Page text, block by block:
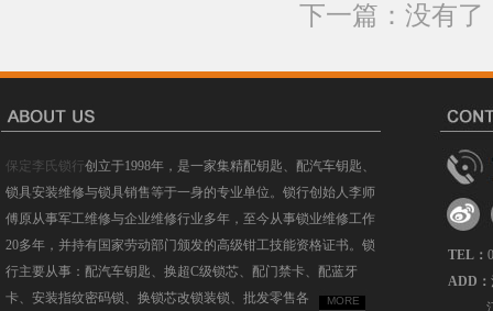
下一篇：没有了
保定李氏锁行创立于1998年，是一家集精配钥匙、配汽车钥匙、
锁具安装维修与锁具销售等于一身的专业单位。锁行创始人李师
傅原从事军工维修与企业维修行业多年，至今从事锁业维修工作
20多年，并持有国家劳动部门颁发的高级钳工技能资格证书。锁
行主要从事：配汽车钥匙、换超C级锁芯、配门禁卡、配蓝牙
卡、安装指纹密码锁、换锁芯改锁装锁、批发零售各
MORE
TEL：
ADD：